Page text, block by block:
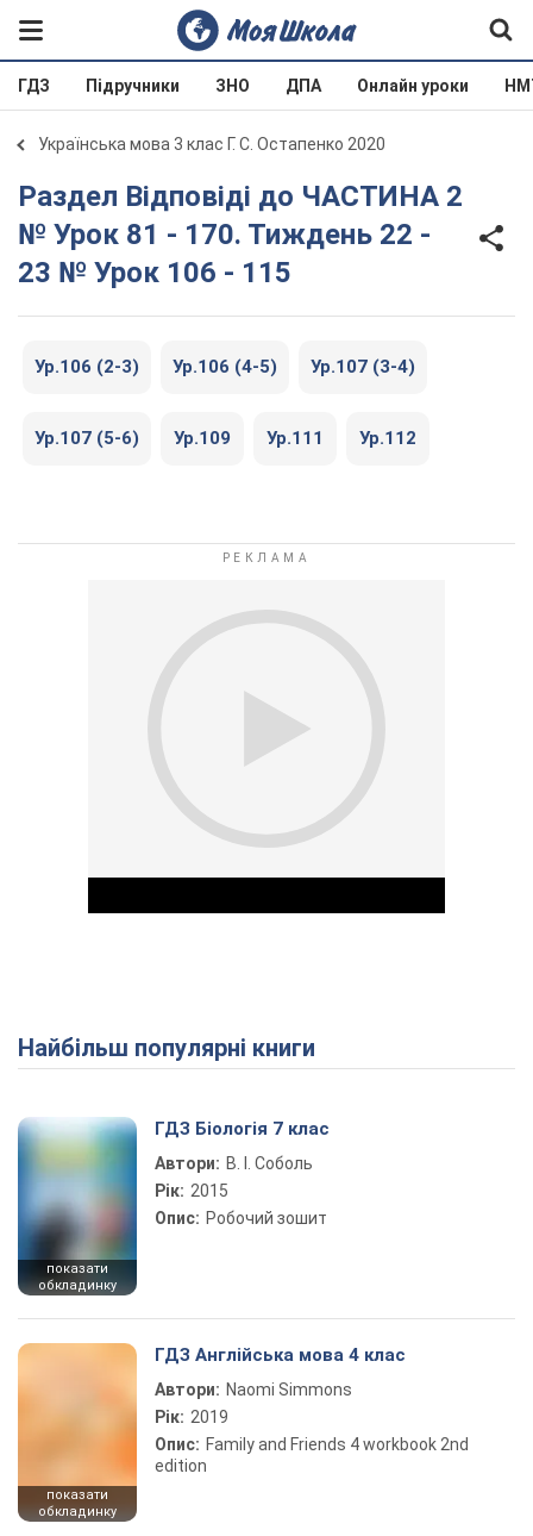
ГДЗ Підручники ЗНО ДПА Онлайн уроки
Українська мова 3 клас Г. С. Остапенко 2020
Раздел Відповіді до ЧАСТИНА 2
№ Урок 81 - 170. Тиждень 22 -
23 № Урок 106 - 115
Ур.106 (2-3) Ур.106 (4-5) Ур.107 (3-4)
Ур.107 (5-6) Ур.109 Ур.111 Ур.112
Play Video
Найбільш популярні книги
показати
обкладинку
ГДЗ Біологія 7 клас
Автори: В. І. Соболь
Рік: 2015
Опис: Робочий зошит
показати
обкладинку
ГДЗ Англійська мова 4 клас
Автори: Naomi Simmons
Рік: 2019
Опис: Family and Friends 4 workbook 2nd
edition